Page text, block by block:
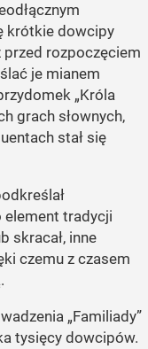
krótkie dowcipy
rozpoczęciem
je mianem
„Króla
grach słownych,
stał się
element tradycji
skracał, inne
czemu z czasem
„Familiady”
tysięcy dowcipów.